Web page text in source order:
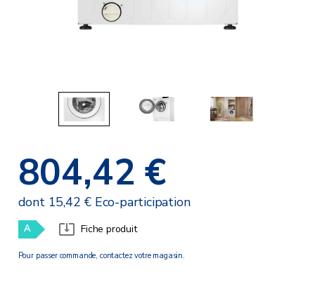
804,42 €
dont 15,42 € Eco-participation
A Fiche produit
Pour passer commande, contactez votre magasin.